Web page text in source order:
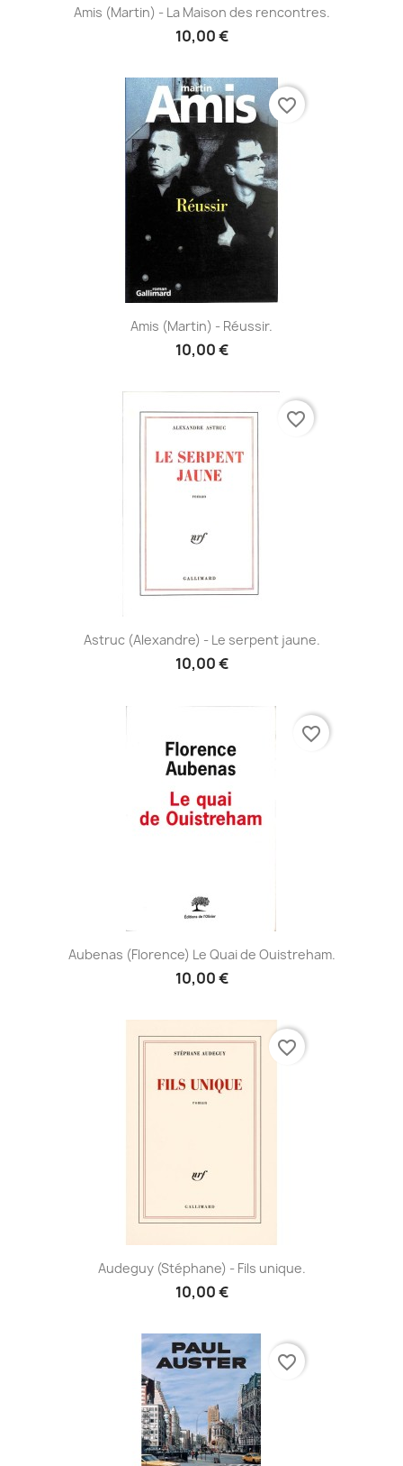
Amis (Martin) - La Maison des rencontres.
10,00 €
Amis (Martin) - Réussir.
10,00 €
favorite_border
Astruc (Alexandre) - Le serpent jaune.
10,00 €
favorite_border
Aubenas (Florence) Le Quai de Ouistreham.
10,00 €
favorite_border
Audeguy (Stéphane) - Fils unique.
10,00 €
favorite_border
favorite_border